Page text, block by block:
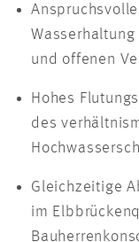
und offenen
Hohes
des
Gleichzeitige
im